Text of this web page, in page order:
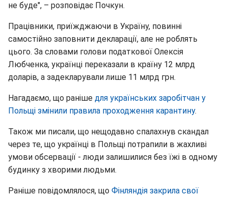
не буде", – розповідає Почкун.
Працівники, приїжджаючи в Україну, повинні
самостійно заповнити декларації, але не роблять
цього. За словами голови податкової Олексія
Любченка, українці переказали в країну 12 млрд
доларів, а задекларували лише 11 млрд грн.
Нагадаємо, що раніше для українських заробітчан у
Польщі змінили правила проходження карантину.
Також ми писали, що нещодавно спалахнув скандал
через те, що українці в Польщі потрапили в жахливі
умови обсервації - люди залишилися без їжі в одному
будинку з хворими людьми.
Раніше повідомлялося, що Фінляндія закрила свої